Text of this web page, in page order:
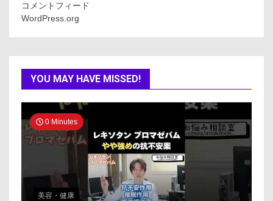
コメントフィード
WordPress.org
YOU MAY HAVE MISSED!
0 Minutes
美容・健康